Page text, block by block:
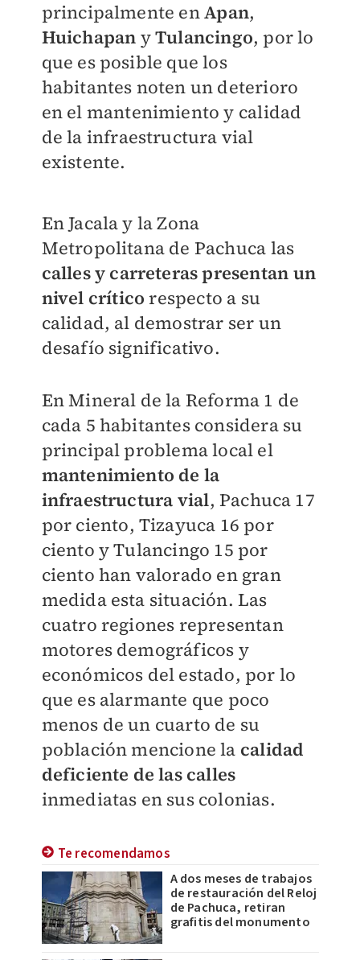
principalmente enApan,
Huichapan yTulancingo, por lo
que es posible que los
habitantes noten un deterioro
en el mantenimiento y calidad
de la infraestructura vial
existente.
En Jacala y la Zona
Metropolitana de Pachuca las
calles y carreteras presentan un
nivel crítico respecto a su
calidad, al demostrar ser un
desafío significativo.
En Mineral de la Reforma 1 de
cada 5 habitantes considera su
principal problema local el
mantenimiento de la
infraestructura vial, Pachuca 17
por ciento, Tizayuca 16 por
ciento y Tulancingo 15 por
ciento han valorado en gran
medida esta situación. Las
cuatro regiones representan
motores demográficos y
económicos del estado, por lo
que es alarmante que poco
menos de un cuarto de su
población mencione la calidad
deficiente de las calles
inmediatas en sus colonias.
Te recomendamos
A dos meses de trabajos
de restauración del Reloj
de Pachuca, retiran
grafitis del monumento